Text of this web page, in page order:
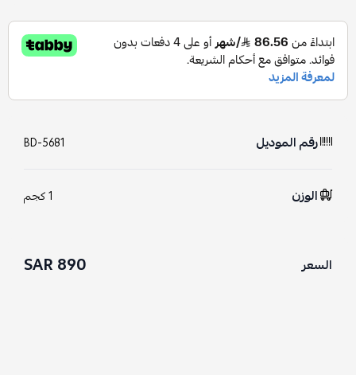
رقم الموديل BD-5681
الوزن 1 كجم
السعر 890 SAR